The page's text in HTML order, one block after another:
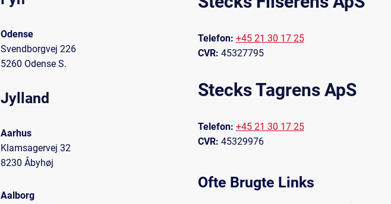
Bør
Få
Taget
Odense
Svendborgvej 226
5260 Odense S.
Jylland
Aarhus
Klamsagervej 32
8230 Åbyhøj
Aalborg
Telefon: +45 21 30 17 25
CVR: 45327795
Stecks Tagrens ApS
Telefon: +45 21 30 17 25
CVR: 45329976
Ofte Brugte Links